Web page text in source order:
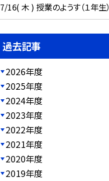
7/16( 木 ) 授業のようす（１年生）
過去記事
2026年度
2025年度
2024年度
2023年度
2022年度
2021年度
2020年度
2019年度